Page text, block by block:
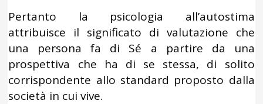
Pertanto la psicologia all’autostima
attribuisce il significato di valutazione che
una persona fa di Sé a partire da una
prospettiva che ha di se stessa, di solito
corrispondente allo standard proposto dalla
società in cui vive.